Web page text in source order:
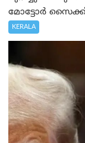
മോട്ടോർ
KERALA